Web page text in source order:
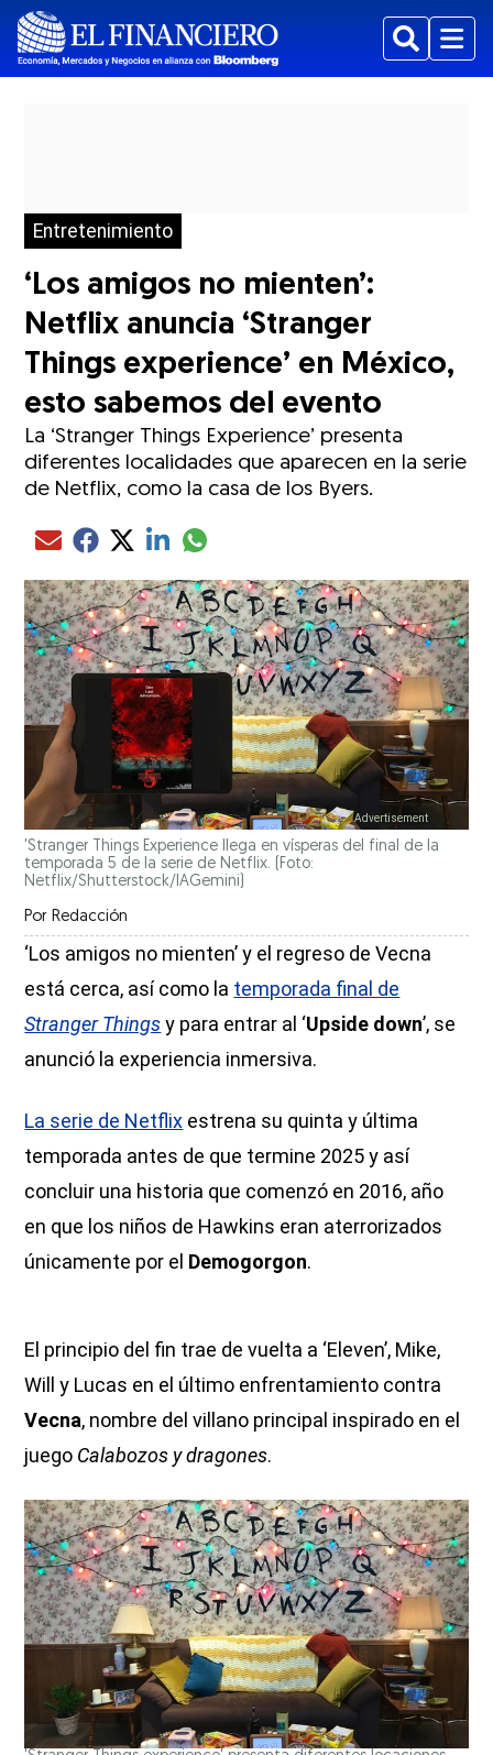
BuscarMenu
Entretenimiento
‘Los amigos no mienten’:
Netflix anuncia ‘Stranger
Things experience’ en México,
esto sabemos del evento
La ‘Stranger Things Experience’ presenta
diferentes localidades que aparecen en la serie
de Netflix, como la casa de los Byers.
Compartir el artículo actual mediante Email
Compartir el artículo actual mediante Facebook
Compartir el artículo actual mediante Twitter
Compartir el artículo actual mediante LinkedIn
Compartir el artículo actual mediante
'Stranger Things Experience llega en vísperas del final de la
temporada 5 de la serie de Netflix. (Foto:
Netflix/Shutterstock/IAGemini)
Por Redacción
‘Los amigos no mienten’ y el regreso de Vecna
está cerca, así como la temporada final de
Stranger Thingsy para entrar al ‘Upside down’, se
anunció la experiencia inmersiva.
La serie de Netflix estrena su quinta y última
temporada antes de que termine 2025 y así
concluir una historia que comenzó en 2016, año
en que los niños de Hawkins eran aterrorizados
únicamente por el Demogorgon.
El principio del fin trae de vuelta a ‘Eleven’, Mike,
Will y Lucas en el último enfrentamiento contra
Vecna, nombre del villano principal inspirado en el
juego Calabozos y dragones.